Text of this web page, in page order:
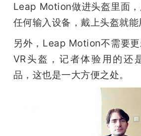
Leap Motion做进头盔里面
任何输入设备，戴上头盔就能
另外，Leap Motion不需要
VR头盔，记者体验用的还
品，这也是一大方便之处。